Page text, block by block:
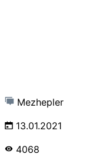
Mezhepler
13.01.2021
4068